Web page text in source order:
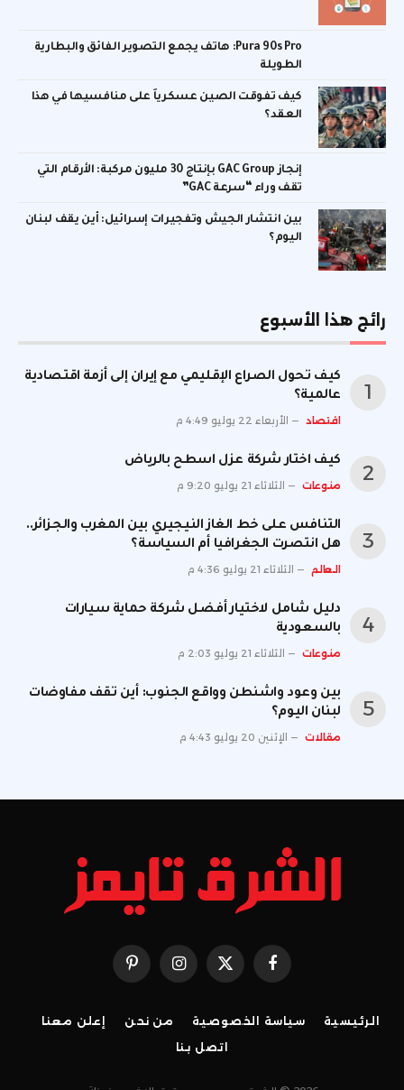
Pura 90s Pro: هاتف يجمع التصوير الفائق والبطارية
الطويلة
كيف تفوقت الصين عسكرياً على منافسيها في هذا
العقد؟
إنجاز GAC Group بإنتاج 30 مليون مركبة: الأرقام التي
تقف وراء “سرعة GAC”
بين انتشار الجيش وتفجيرات إسرائيل: أين يقف لبنان
اليوم؟
رائج هذا الأسبوع
كيف تحول الصراع الإقليمي مع إيران إلى أزمة اقتصادية
عالمية؟
اقتصاد الأربعاء 22 يوليو 4:49 م
كيف اختار شركة عزل اسطح بالرياض
منوعات الثلاثاء 21 يوليو 9:20 م
التنافس على خط الغاز النيجيري بين المغرب والجزائر..
هل انتصرت الجغرافيا أم السياسة؟
العالم الثلاثاء 21 يوليو 4:36 م
دليل شامل لاختيار أفضل شركة حماية سيارات
بالسعودية
منوعات الثلاثاء 21 يوليو 2:03 م
بين وعود واشنطن وواقع الجنوب: أين تقف مفاوضات
لبنان اليوم؟
مقالات الإثنين 20 يوليو 4:43 م
فيسبوك X
(Twitter)
الانستغرامبينتيريست
الرئيسية سياسة الخصوصية من نحن
إعلن معنا
اتصل بنا